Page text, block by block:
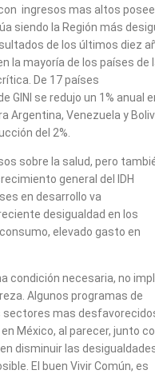
ingresos mas altos
siendo la Región más
de los últimos diez
la mayoría de los países de
De 17 países
GINI se redujo un 1% anual
Argentina, Venezuela y
del 2%.
sobre la salud, pero
general del IDH
en desarrollo va
desigualdad en los
elevado gasto en
condición necesaria, no
Algunos programas de
mas
México, al parecer, junto
disminuir las
El buen Vivir Común, es